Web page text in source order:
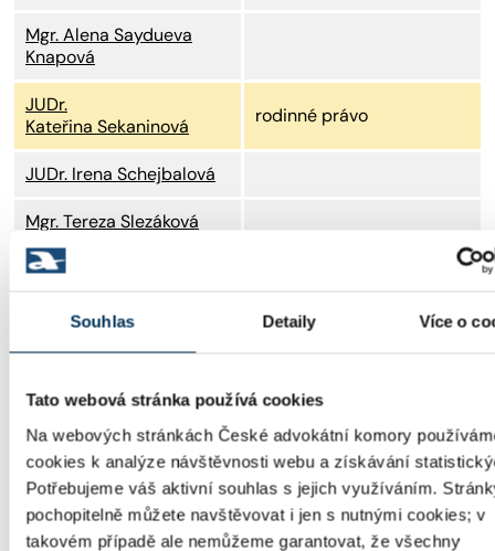
Souhlas Detaily Více o
Tato webová stránka používá cookies
Na webových stránkách České advokátní komory
cookies k analýze návštěvnosti webu a získávání
Potřebujeme váš aktivní souhlas s jejich využíváním.
pochopitelně můžete navštěvovat i jen s nutnými cookies; v
takovém případě ale nemůžeme garantovat, že všechny
Mgr. Alena Saydueva
Knapová
JUDr.
Kateřina Sekaninová
rodinné právo
JUDr. Irena Schejbalová
Mgr. Tereza Slezáková
JUDr. Alžběta Slezarová
JUDr. Veronika Střížová,
JUDr. Iveta Studenková
mladistvých, opatření pro
děti do 15 let, a kompletní
rodinná agenda a včetně
náhradní rodinné péče a
spolupráce s OSPOD jako
opatrovníkem ale i
kurátorem